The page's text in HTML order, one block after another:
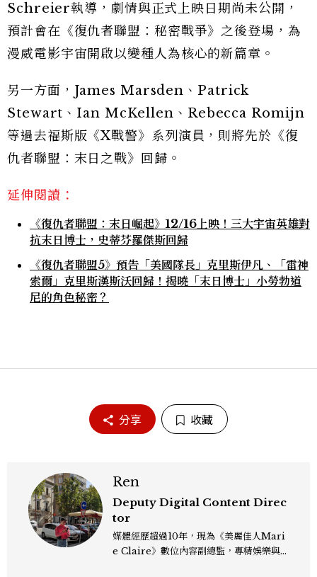
Schreier執導，劇情與正式上映日期尚未公開，
預計會在《復仇者聯盟：秘密戰爭》之後登場，為
漫威電影宇宙開啟以變種人為核心的新篇章。
另一方面，James Marsden、Patrick
Stewart、Ian McKellen、Rebecca Romijn
等過去福斯版《X戰警》系列演員，則將先於《復
仇者聯盟：末日之戰》回歸。
延伸閱讀：
《復仇者聯盟：末日崛起》12/16上映！三大宇宙英雄對
抗末日博士，史蒂芬羅傑斯回歸
《復仇者聯盟5》預告「美國隊長」克里斯伊凡、「雷神
索爾」克里斯漢斯沃回歸！揭曉「末日博士」小勞勃道
尼的角色秘密？
分享 收藏
Ren
Deputy Digital Content Direc
tor
媒體經歷超過10年，現為《美麗佳人Mari
e Claire》數位內容副總監，專精娛樂與